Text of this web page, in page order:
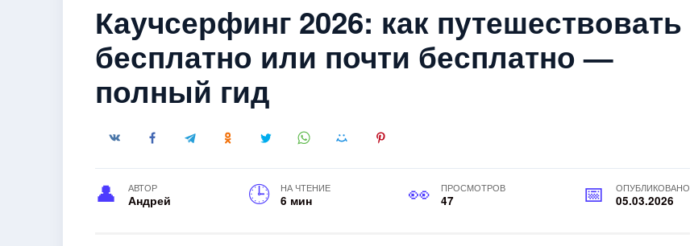
Каучсерфинг 2026: как путешествовать
бесплатно или почти бесплатно —
полный гид
АВТОР
Андрей
НА ЧТЕНИЕ
6 мин
ПРОСМОТРОВ
47
ОПУБЛИКОВАНО
05.03.2026